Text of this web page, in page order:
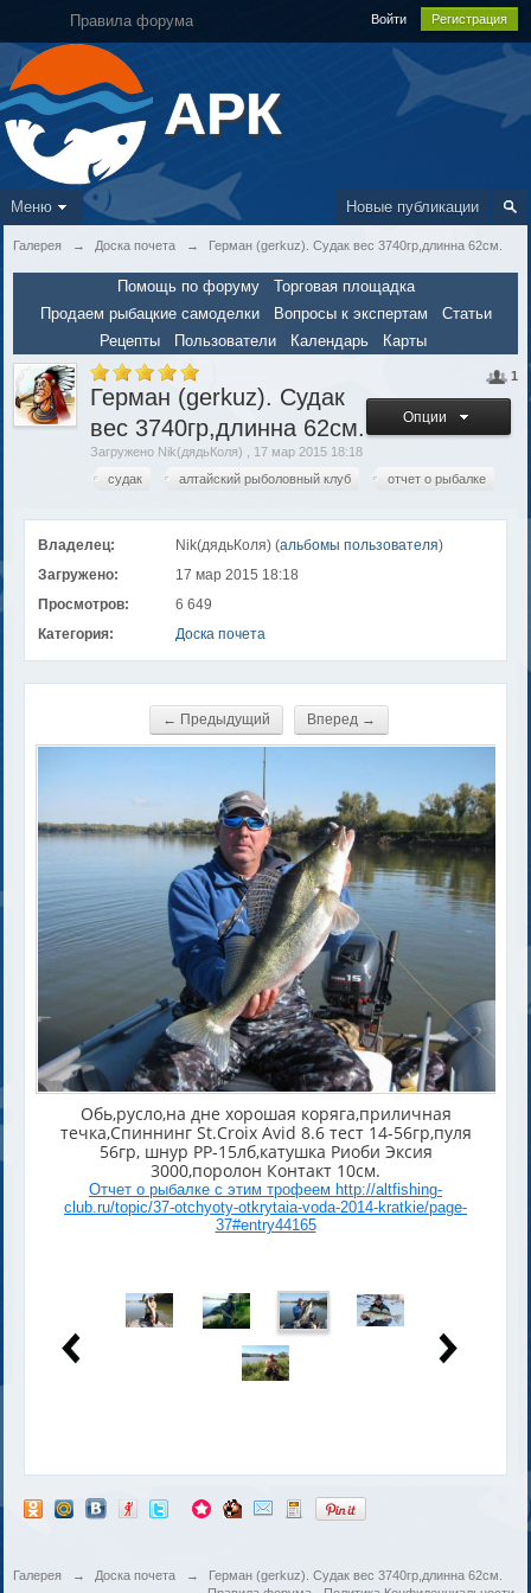
Правила форума Войти Регистрация
АРК
Новые публикации
Меню
Галерея → Доска почета → Герман (gerkuz). Судак вес 3740гр,длинна 62см.
Помощь по форуму
Торговая площадка
Продаем рыбацкие самоделки
Вопросы к экспертам
Статьи
Рецепты
Пользователи Календарь Карты
1
Опции
Герман (gerkuz). Судак
вес 3740гр,длинна 62см.
Загружено Nik(дядьКоля) , 17 мар 2015 18:18
судак
алтайский рыболовный клуб отчет о рыбалке
Владелец: Nik(дядьКоля) (альбомы пользователя)
Загружено:
17 мар 2015 18:18
Просмотров:
6 649
Категория:
Доска почета
← Предыдущий Вперед →
Обь,русло,на дне хорошая коряга,приличная
течка,Спиннинг St.Croix Avid 8.6 тест 14-56гр,пуля
56гр, шнур РР-15лб,катушка Риоби Эксия
3000,поролон Контакт 10см.
Отчет о рыбалке с этим трофеем http://altfishing-
club.ru/topic/37-otchyoty-otkrytaia-voda-2014-kratkie/page-
37#entry44165
Галерея → Доска почета →
Герман (gerkuz). Судак вес 3740гр,длинна 62см.